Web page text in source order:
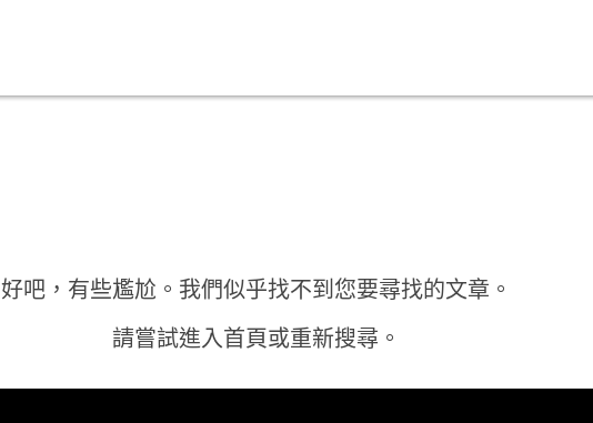
好吧，有些尷尬。我們似乎找不到您要尋找的文章。
請嘗試進入首頁或重新搜尋。